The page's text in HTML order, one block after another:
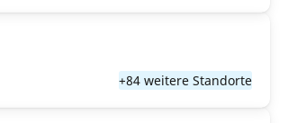
+84 weitere Standorte